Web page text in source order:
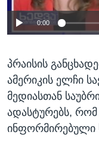
0:00
პრაისის
ამერიკის ელჩი
მედიასთან
ადასტურებს, რომ
ინფორმირებული